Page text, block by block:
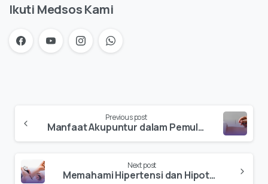
Ikuti Medsos Kami
Previous post
Manfaat Akupuntur dalam Pemulihan Pasien Stroke
Next post
Memahami Hipertensi dan Hipotensi: Dua Kondisi yang Mengancam Kesehatan Anda